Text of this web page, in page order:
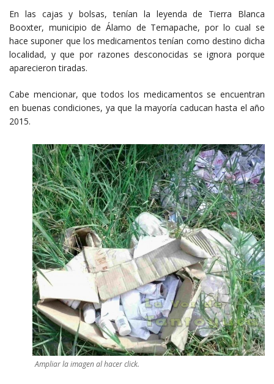
En las cajas y bolsas, tenían la leyenda de Tierra Blanca
Booxter, municipio de Álamo de Temapache, por lo cual se
hace suponer que los medicamentos tenían como destino dicha
localidad, y que por razones desconocidas se ignora porque
aparecieron tiradas.
Cabe mencionar, que todos los medicamentos se encuentran
en buenas condiciones, ya que la mayoría caducan hasta el año
2015.
Ampliar la imagen al hacer click.